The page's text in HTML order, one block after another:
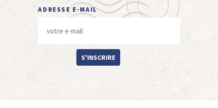
ADRESSE E-MAIL
S'INSCRIRE